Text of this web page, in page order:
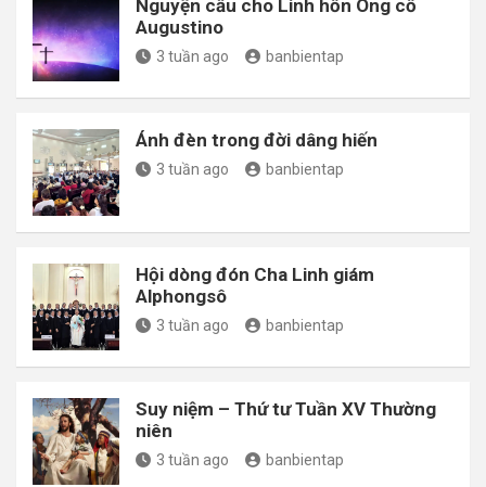
Nguyện cầu cho Linh hồn Ông cố
Augustino
3 tuần ago banbientap
Ánh đèn trong đời dâng hiến
3 tuần ago banbientap
Hội dòng đón Cha Linh giám
Alphongsô
3 tuần ago banbientap
Suy niệm – Thứ tư Tuần XV Thường
niên
3 tuần ago banbientap